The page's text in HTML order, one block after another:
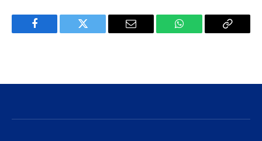
Facebook Twitter
E-
WhatsApp Copiar